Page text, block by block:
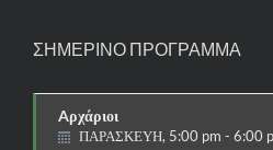
ΣΗΜΕΡΙΝΟ ΠΡΟΓΡΑΜΜΑ
Aρχάριοι
ΠΑΡΑΣΚΕΥΗ, 5:00 pm - 6:00